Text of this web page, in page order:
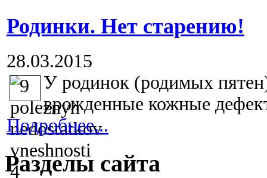
Родинки. Нет старению!
28.03.2015
У родинок (родимых
врожденные кожные
Подробнее...
Разделы сайта